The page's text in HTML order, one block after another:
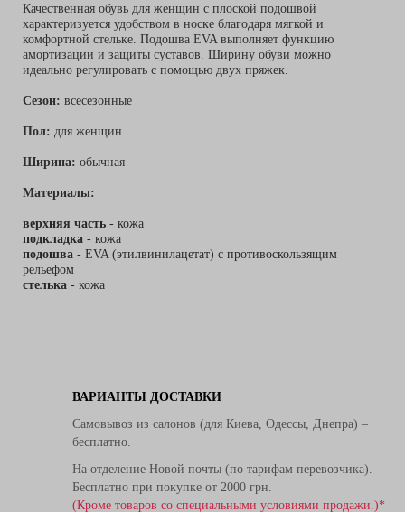
Качественная обувь для женщин с плоской подошвой
характеризуется удобством в носке благодаря мягкой и
комфортной стельке. Подошва EVA выполняет функцию
амортизации и защиты суставов. Ширину обуви можно
идеально регулировать с помощью двух пряжек.
Сезон: всесезонные
Пол: для женщин
Ширина: обычная
Материалы:
верхняя часть - кожа
подкладка - кожа
подошва - EVA (этилвинилацетат) с противоскользящим
рельефом
стелька - кожа
ВАРИАНТЫ ДОСТАВКИ
Самовывоз из салонов (для Киева, Одессы, Днепра) –
бесплатно.
На отделение Новой почты (по тарифам перевозчика).
Бесплатно при покупке от 2000 грн.
(Кроме товаров со специальными условиями продажи.)*